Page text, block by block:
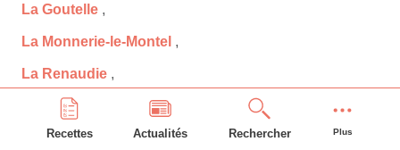
Recettes Actualités Rechercher Plus
La Goutelle ,
La Monnerie-le-Montel ,
La Renaudie ,
La Roche-Noire
Labessette